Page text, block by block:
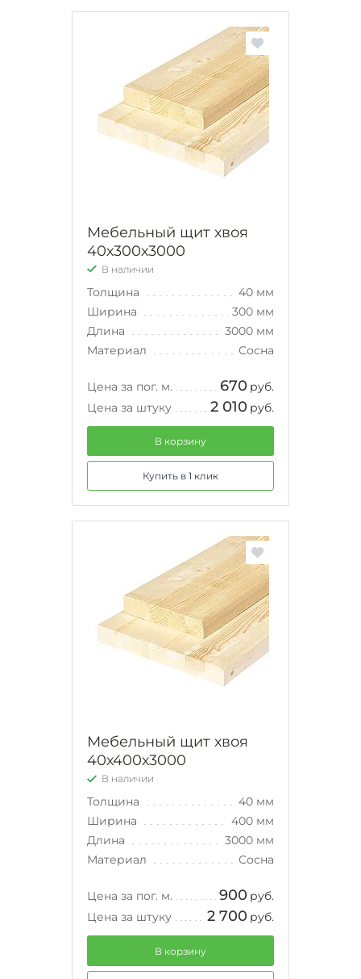
Мебельный щит хвоя
40х300х3000
В наличии
Толщина
40 мм
Ширина
300 мм
Длина
3000 мм
Материал
Сосна
Цена за пог. м. 670 руб.
Цена за штуку
2 010 руб.
В корзину
Купить в 1 клик
Мебельный щит хвоя
40х400х3000
В наличии
Толщина
40 мм
Ширина
400 мм
Длина
3000 мм
Материал
Сосна
Цена за пог. м. 900 руб.
Цена за штуку
2 700 руб.
В корзину